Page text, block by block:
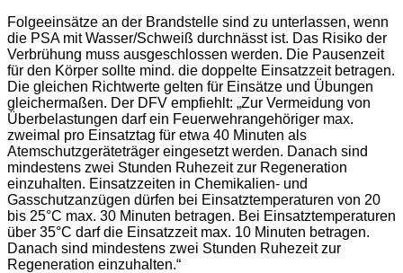
Folgeeinsätze an der Brandstelle sind zu unterlassen, wenn
die PSA mit Wasser/Schweiß durchnässt ist. Das Risiko der
Verbrühung muss ausgeschlossen werden. Die Pausenzeit
für den Körper sollte mind. die doppelte Einsatzzeit betragen.
Die gleichen Richtwerte gelten für Einsätze und Übungen
gleichermaßen. Der DFV empfiehlt: „Zur Vermeidung von
Überbelastungen darf ein Feuerwehrangehöriger max.
zweimal pro Einsatztag für etwa 40 Minuten als
Atemschutzgeräteträger eingesetzt werden. Danach sind
mindestens zwei Stunden Ruhezeit zur Regeneration
einzuhalten. Einsatzzeiten in Chemikalien- und
Gasschutzanzügen dürfen bei Einsatztemperaturen von 20
bis 25°C max. 30 Minuten betragen. Bei Einsatztemperaturen
über 35°C darf die Einsatzzeit max. 10 Minuten betragen.
Danach sind mindestens zwei Stunden Ruhezeit zur
Regeneration einzuhalten.“